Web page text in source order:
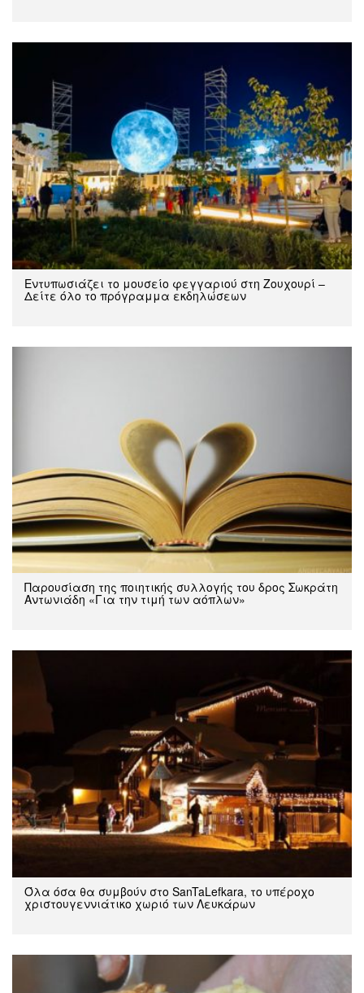
Εντυπωσιάζει το μουσείο φεγγαριού στη Ζουχουρί –
Δείτε όλο το πρόγραμμα εκδηλώσεων
Παρουσίαση της ποιητικής συλλογής του δρος Σωκράτη
Αντωνιάδη «Για την τιμή των αόπλων»
Όλα όσα θα συμβούν στο SanTaLefkara, το υπέροχο
χριστουγεννιάτικο χωριό των Λευκάρων